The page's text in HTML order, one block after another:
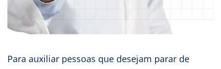
Para auxiliar pessoas que desejam parar de